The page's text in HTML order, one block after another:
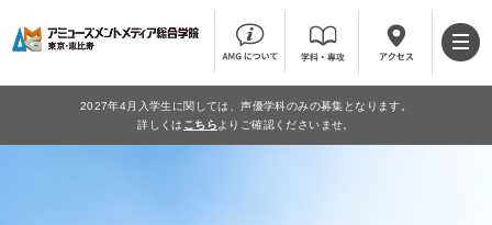
2027年4月入学生に関しては、声優学科のみの募集となります。
詳しくは こちら よりご確認くださいませ。